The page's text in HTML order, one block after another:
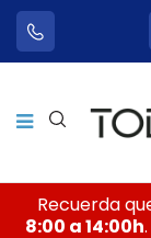
Recuerda
8:00 a 14:00h